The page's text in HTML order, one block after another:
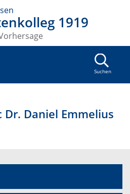
1919
Suchen
Dr. Daniel Emmelius